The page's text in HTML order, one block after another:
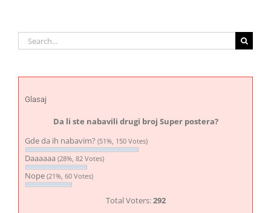
Search
for:
Glasaj
Da li ste nabavili drugi broj Super postera?
Gde da ih nabavim? (51%, 150 Votes)
Daaaaaa (28%, 82 Votes)
Nope (21%, 60 Votes)
Total Voters:292